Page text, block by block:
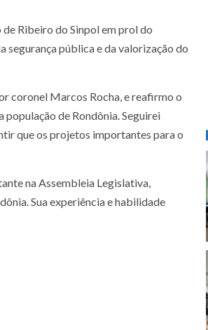
Ribeiro do Sinpol em prol do
segurança pública e da valorização do
coronel Marcos Rocha, e reafirmo o
de Rondônia. Seguirei
que os projetos importantes para o
na Assembleia Legislativa,
Sua experiência e habilidade